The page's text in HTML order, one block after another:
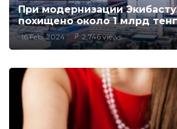
При модернизации
похищено около 1 млрд
16 Feb, 2024 2,746 views